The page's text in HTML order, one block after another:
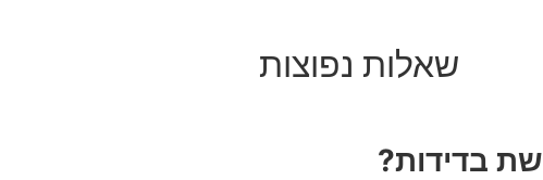
שאלות נפוצות
בדידות?